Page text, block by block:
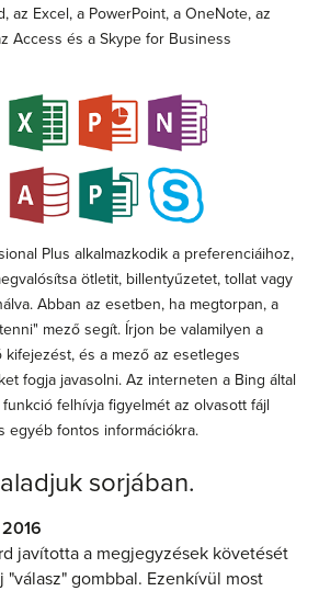
az Excel, a PowerPoint, a OneNote, az
Access és a Skype for Business
Plus alkalmazkodik a preferenciáihoz,
ötletit, billentyűzetet, tollat vagy
Abban az esetben, ha megtorpan, a
mező segít. Írjon be valamilyen a
és a mező az esetleges
fogja javasolni. Az interneten a Bing által
felhívja figyelmét az olvasott fájl
egyéb fontos információkra.
sorjában.
javította a megjegyzések követését
"válasz" gombbal. Ezenkívül most